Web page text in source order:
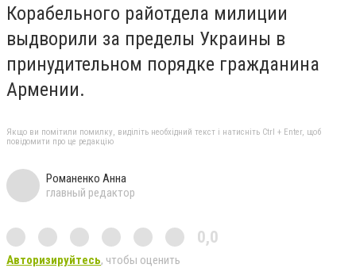
Корабельного райотдела милиции
выдворили за пределы Украины в
принудительном порядке гражданина
Армении.
Якщо ви помітили помилку, виділіть необхідний текст і натисніть Ctrl + Enter, щоб
повідомити про це редакцію
Романенко Анна
главный редактор
0,0
Авторизируйтесь, чтобы оценить